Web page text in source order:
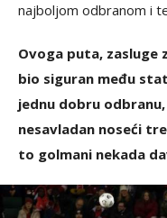
najboljom odbranom i
Ovoga puta, zasluge
bio siguran među
jednu dobru
nesavladan noseći
to golmani nekada